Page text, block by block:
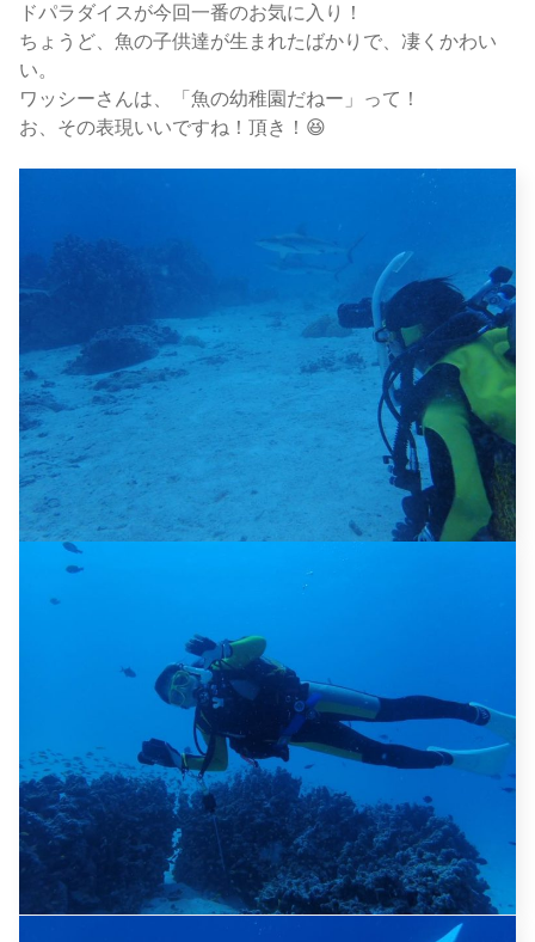
ドパラダイスが今回一番のお気に入り！
ちょうど、魚の子供達が生まれたばかりで、凄くかわい
い。
ワッシーさんは、「魚の幼稚園だねー」って！
お、その表現いいですね！頂き！😆